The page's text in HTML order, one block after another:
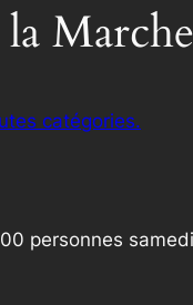
catégories.
personnes